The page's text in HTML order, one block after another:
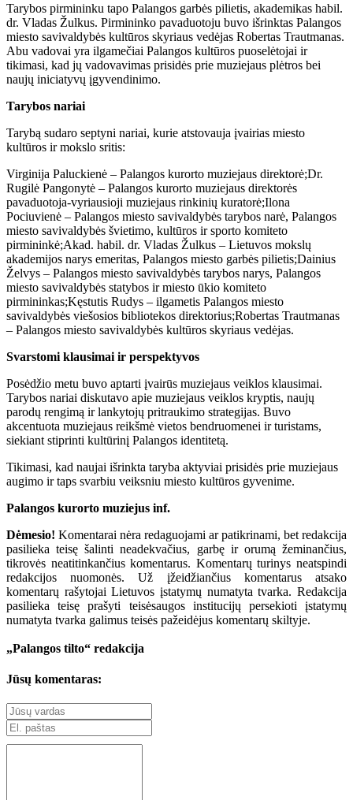
Tarybos pirmininku tapo Palangos garbės pilietis, akademikas habil.
dr. Vladas Žulkus. Pirmininko pavaduotoju buvo išrinktas Palangos
miesto savivaldybės kultūros skyriaus vedėjas Robertas Trautmanas.
Abu vadovai yra ilgamečiai Palangos kultūros puoselėtojai ir
tikimasi, kad jų vadovavimas prisidės prie muziejaus plėtros bei
naujų iniciatyvų įgyvendinimo.
Tarybos nariai
Tarybą sudaro septyni nariai, kurie atstovauja įvairias miesto
kultūros ir mokslo sritis:
Virginija Paluckienė – Palangos kurorto muziejaus direktorė;Dr.
Rugilė Pangonytė – Palangos kurorto muziejaus direktorės
pavaduotoja-vyriausioji muziejaus rinkinių kuratorė;Ilona
Pociuvienė – Palangos miesto savivaldybės tarybos narė, Palangos
miesto savivaldybės švietimo, kultūros ir sporto komiteto
pirmininkė;Akad. habil. dr. Vladas Žulkus – Lietuvos mokslų
akademijos narys emeritas, Palangos miesto garbės pilietis;Dainius
Želvys – Palangos miesto savivaldybės tarybos narys, Palangos
miesto savivaldybės statybos ir miesto ūkio komiteto
pirmininkas;Kęstutis Rudys – ilgametis Palangos miesto
savivaldybės viešosios bibliotekos direktorius;Robertas Trautmanas
– Palangos miesto savivaldybės kultūros skyriaus vedėjas.
Svarstomi klausimai ir perspektyvos
Posėdžio metu buvo aptarti įvairūs muziejaus veiklos klausimai.
Tarybos nariai diskutavo apie muziejaus veiklos kryptis, naujų
parodų rengimą ir lankytojų pritraukimo strategijas. Buvo
akcentuota muziejaus reikšmė vietos bendruomenei ir turistams,
siekiant stiprinti kultūrinį Palangos identitetą.
Tikimasi, kad naujai išrinkta taryba aktyviai prisidės prie muziejaus
augimo ir taps svarbiu veiksniu miesto kultūros gyvenime.
Palangos kurorto muziejus inf.
Dėmesio! Komentarai nėra redaguojami ar patikrinami, bet redakcija
pasilieka teisę šalinti neadekvačius, garbę ir orumą žeminančius,
tikrovės neatitinkančius komentarus. Komentarų turinys neatspindi
redakcijos nuomonės. Už įžeidžiančius komentarus atsako
komentarų rašytojai Lietuvos įstatymų numatyta tvarka. Redakcija
pasilieka teisę prašyti teisėsaugos institucijų persekioti įstatymų
numatyta tvarka galimus teisės pažeidėjus komentarų skiltyje.
„Palangos tilto“ redakcija
Jūsų komentaras: